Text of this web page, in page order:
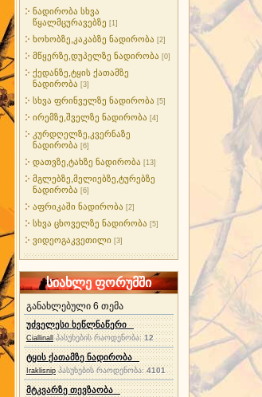
ნადირობა სხვა
წყალმცურავებზე [1]
ხოხობზე,კაკაბზე ნადირობა [2]
მწყერზე,დუპელზე ნადირობა [0]
ქედანზე,ტყის ქათამზე
ნადირობა [3]
სხვა ფრინველზე ნადირობა [5]
ირემზე,შველზე ნადირობა [4]
კურდღელზე,კვერნაზე
ნადირობა [6]
დათვზე,ტახზე ნადირობა [13]
მგლებზე,მელიებზე,ტურებზე
ნადირობა [6]
აფრიკაში ნადირობა [2]
სხვა ცხოველზე ნადირობა [5]
ვიდეოგაკვეთილი [3]
სიახლე ფორუმში
განახლებული 6 თემა
უძველესი ხეწლნაწერი
Ciallinall პასუხების რაოდენობა:12
ტყის ქათამზე ნადირობა
Iraklisnip პასუხების რაოდენობა: 4101
მტკვარზე თევზაობა